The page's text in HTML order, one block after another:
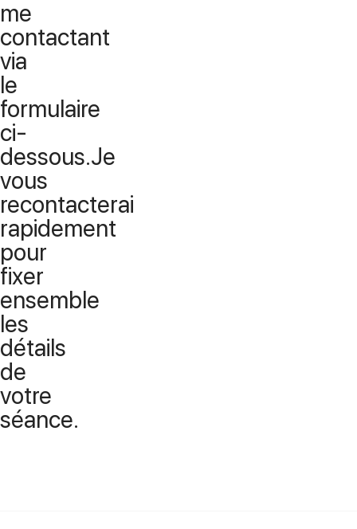
me
contactant
via
le
formulaire
ci-
dessous.Je
vous
recontacterai
rapidement
pour
fixer
ensemble
les
détails
de
votre
séance.